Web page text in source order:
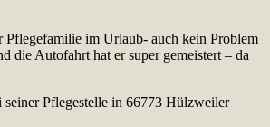
Pflegefamilie im Urlaub- auch kein Problem
die Autofahrt hat er super gemeistert – da
seiner Pflegestelle in 66773 Hülzweiler